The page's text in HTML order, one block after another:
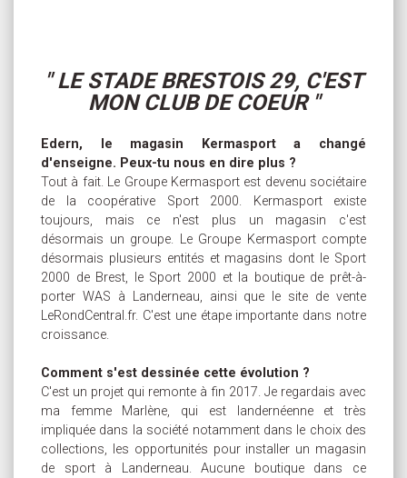
" LE STADE BRESTOIS 29, C'EST
MON CLUB DE COEUR "
Edern, le magasin Kermasport a changé
d'enseigne. Peux-tu nous en dire plus ?
Tout à fait. Le Groupe Kermasport est devenu sociétaire
de la coopérative Sport 2000. Kermasport existe
toujours, mais ce n'est plus un magasin c'est
désormais un groupe. Le Groupe Kermasport compte
désormais plusieurs entités et magasins dont le Sport
2000 de Brest, le Sport 2000 et la boutique de prêt-à-
porter WAS à Landerneau, ainsi que le site de vente
LeRondCentral.fr. C'est une étape importante dans notre
croissance.
Comment s'est dessinée cette évolution ?
C'est un projet qui remonte à fin 2017. Je regardais avec
ma femme Marlène, qui est landernéenne et très
impliquée dans la société notamment dans le choix des
collections, les opportunités pour installer un magasin
de sport à Landerneau. Aucune boutique dans ce